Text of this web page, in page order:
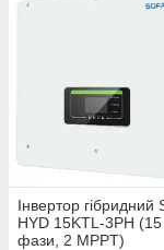
Інвертор гібридний
HYD 15KTL-3PH (15
фази, 2 MPPT)